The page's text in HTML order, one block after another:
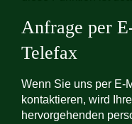
Anfrage per
Telefax
Wenn Sie uns per E-
kontaktieren, wird
hervorgehenden